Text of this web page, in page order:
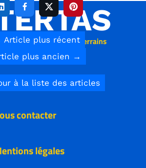
contacter
sommes nous
légales
réseaux aériens & souterrains
  
Article plus récent
plus ancien →
à la liste des articles